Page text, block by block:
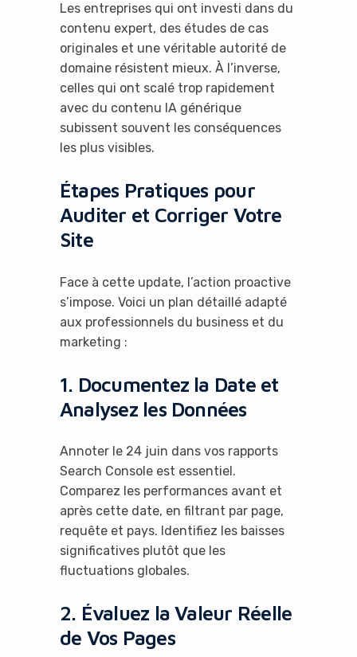
Les entreprises qui ont investi dans du
contenu expert, des études de cas
originales et une véritable autorité de
domaine résistent mieux. À l’inverse,
celles qui ont scalé trop rapidement
avec du contenu IA générique
subissent souvent les conséquences
les plus visibles.
Étapes Pratiques pour
Auditer et Corriger Votre
Site
Face à cette update, l’action proactive
s’impose. Voici un plan détaillé adapté
aux professionnels du business et du
marketing :
1. Documentez la Date et
Analysez les Données
Annoter le 24 juin dans vos rapports
Search Console est essentiel.
Comparez les performances avant et
après cette date, en filtrant par page,
requête et pays. Identifiez les baisses
significatives plutôt que les
fluctuations globales.
2. Évaluez la Valeur Réelle
de Vos Pages
It looks like you're
Yes, I will turn off Ad-Blocker